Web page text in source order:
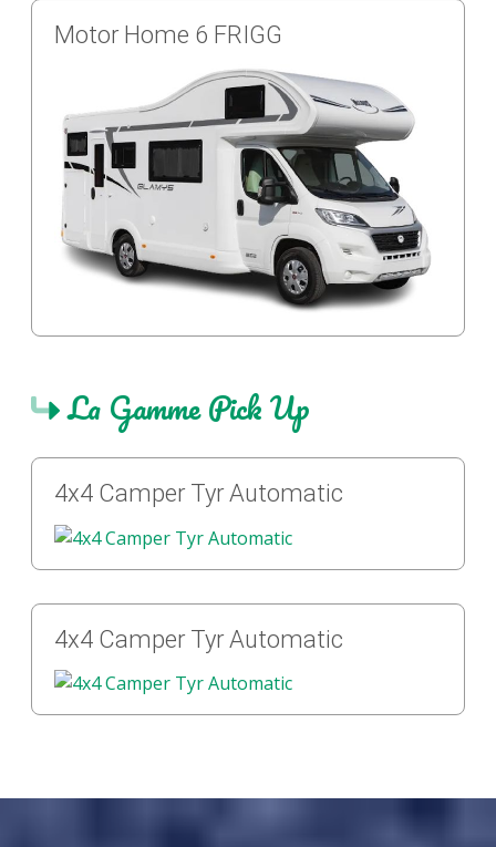
Motor Home 6 FRIGG
La Gamme Pick Up
4x4 Camper Tyr Automatic
4x4 Camper Tyr Automatic